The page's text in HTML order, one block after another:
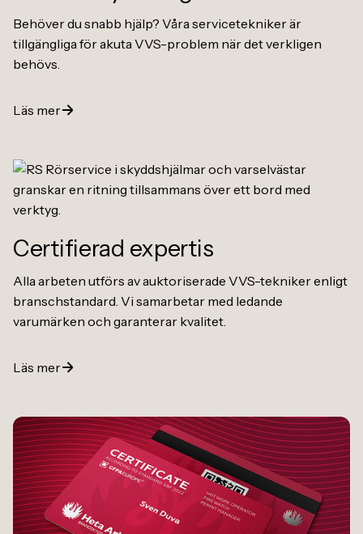
Behöver du snabb hjälp? Våra servicetekniker är
tillgängliga för akuta VVS-problem när det verkligen
behövs.
Läs mer
Certifierad expertis
Alla arbeten utförs av auktoriserade VVS-tekniker enligt
branschstandard. Vi samarbetar med ledande
varumärken och garanterar kvalitet.
Läs mer